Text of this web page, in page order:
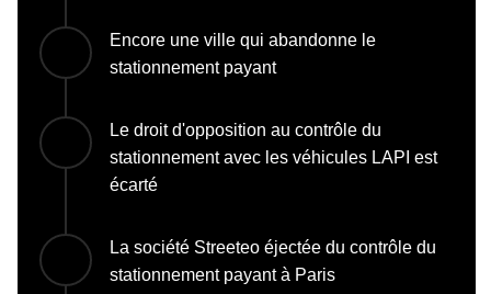
Encore une ville qui abandonne le
stationnement payant
Le droit d'opposition au contrôle du
stationnement avec les véhicules LAPI est
écarté
La société Streeteo éjectée du contrôle du
stationnement payant à Paris